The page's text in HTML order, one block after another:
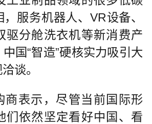
服务机器人、VR设备、
驱分舱洗衣机等新消费产
国“智造”硬核实力吸引大
谈。
商表示，尽管当前国际形
们依然坚定看好中国、看